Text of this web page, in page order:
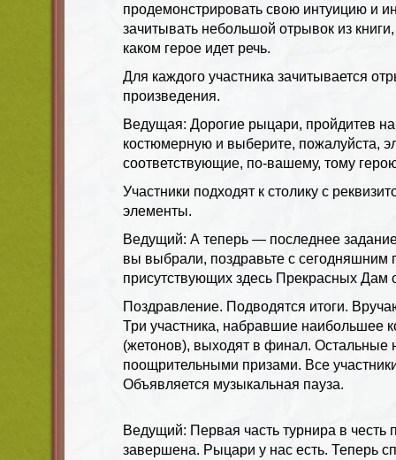
продемонстрировать свою интуицию и
зачитывать небольшой отрывок из
каком герое идет речь.
Для каждого участника зачитывается
произведения.
Ведущая: Дорогие рыцари, пройдитев
костюмерную и выберите, пожалуйста,
соответствующие, по-вашему, тому
Участники подходят к столику с
элементы.
Ведущий: А теперь — последнее
вы выбрали, поздравьте с сегодняшним
присутствующих здесь Прекрасных Дам
Поздравление. Подводятся итоги.
Три участника, набравшие наибольшее
(жетонов), выходят в финал. Остальные
поощрительными призами. Все
Объявляется музыкальная пауза.
Ведущий: Первая часть турнира в честь
завершена. Рыцари у нас есть. Теперь